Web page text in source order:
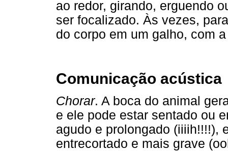
ao redor, girando, erguendo
ser focalizado. Às vezes,
do corpo em um galho, com
Comunicação acústica
Chorar. A boca do animal
e ele pode estar sentado ou
agudo e prolongado (iiiih!!!!),
entrecortado e mais grave